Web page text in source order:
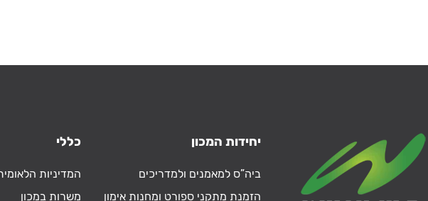
יחידות המכון
ביה”ס למאמנים ולמדריכים
הזמנת מתקני ספורט ומחנות אימון
כללי
המדיניות
משרות במכון